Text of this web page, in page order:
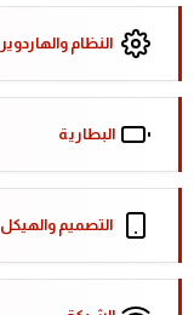
النظام والهاردوير
البطارية
التصميم والهيكل